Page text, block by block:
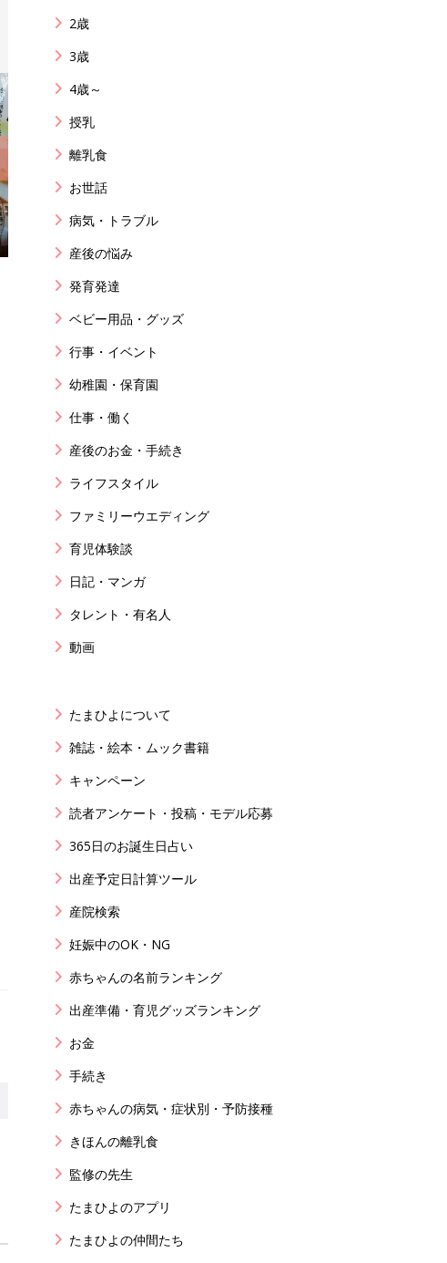
2歳
3歳
4歳～
授乳
離乳食
お世話
病気・トラブル
産後の悩み
発育発達
ベビー用品・グッズ
行事・イベント
幼稚園・保育園
仕事・働く
産後のお金・手続き
ライフスタイル
ファミリーウエディング
育児体験談
日記・マンガ
タレント・有名人
動画
たまひよについて
雑誌・絵本・ムック書籍
キャンペーン
読者アンケート・投稿・モデル応募
365日のお誕生日占い
出産予定日計算ツール
産院検索
妊娠中のOK・NG
赤ちゃんの名前ランキング
出産準備・育児グッズランキング
お金
手続き
赤ちゃんの病気・症状別・予防接種
きほんの離乳食
監修の先生
たまひよのアプリ
たまひよの仲間たち